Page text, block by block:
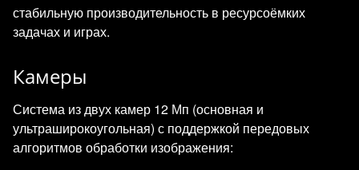
стабильную производительность в ресурсоёмких
задачах и играх.
Камеры
Система из двух камер 12 Мп (основная и
ультраширокоугольная) с поддержкой передовых
алгоритмов обработки изображения: